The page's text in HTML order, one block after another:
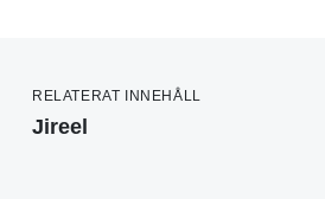
RELATERAT INNEHÅLL
Jireel